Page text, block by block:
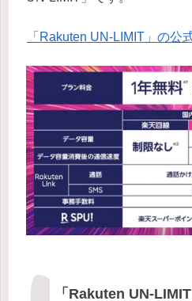
「Rakuten UN-LIMIT」の公
「Rakuten UN-